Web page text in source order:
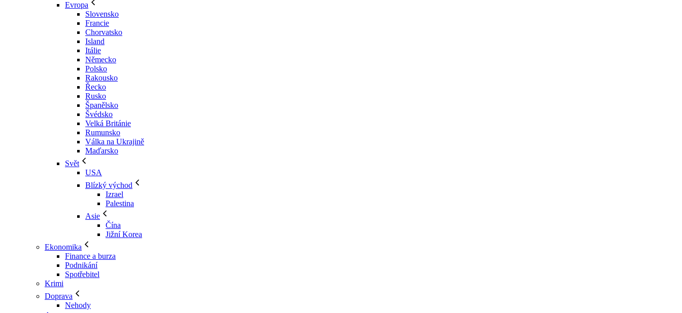
Evropa
Slovensko
Francie
Chorvatsko
Island
Itálie
Německo
Polsko
Rakousko
Řecko
Rusko
Španělsko
Švédsko
Velká Británie
Rumunsko
Válka na Ukrajině
Maďarsko
Svět
USA
Blízký východ
Izrael
Palestina
Asie
Čína
Jižní Korea
Ekonomika
Finance a burza
Podnikání
Spotřebitel
Krimi
Doprava
Nehody